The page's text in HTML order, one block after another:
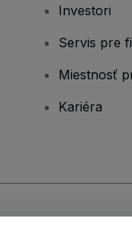
Investori
Servis pre
Miestnosť
Kariéra